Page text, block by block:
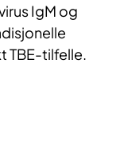
IgM og
TBE-tilfelle.